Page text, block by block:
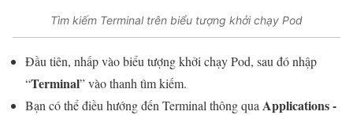
Tìm kiếm Terminal trên biểu tượng khởi chạy Pod
Đầu tiên, nhấp vào biểu tượng khởi chạy Pod, sau đó nhập
“Terminal” vào thanh tìm kiếm.
Bạn có thể điều hướng đến Terminal thông qua Applications -